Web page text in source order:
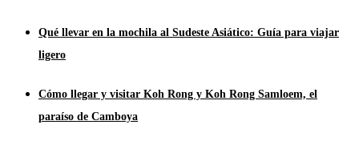
Qué llevar en la mochila al Sudeste Asiático: Guía para viajar
ligero
Cómo llegar y visitar Koh Rong y Koh Rong Samloem, el
paraíso de Camboya